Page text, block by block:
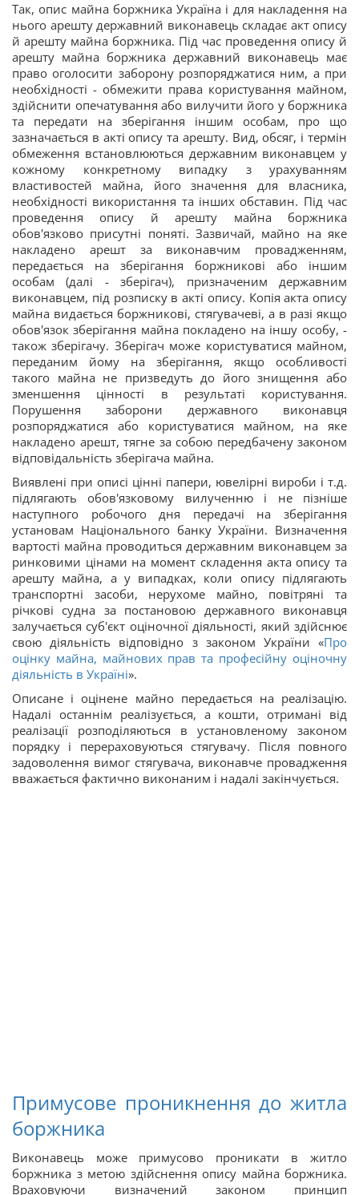
Так, опис майна боржника Україна і для накладення на
нього арешту державний виконавець складає акт опису
й арешту майна боржника. Під час проведення опису й
арешту майна боржника державний виконавець має
право оголосити заборону розпоряджатися ним, а при
необхідності - обмежити права користування майном,
здійснити опечатування або вилучити його у боржника
та передати на зберігання іншим особам, про що
зазначається в акті опису та арешту. Вид, обсяг, і термін
обмеження встановлюються державним виконавцем у
кожному конкретному випадку з урахуванням
властивостей майна, його значення для власника,
необхідності використання та інших обставин. Під час
проведення опису й арешту майна боржника
обов'язково присутні поняті. Зазвичай, майно на яке
накладено арешт за виконавчим провадженням,
передається на зберігання боржникові або іншим
особам (далі - зберігач), призначеним державним
виконавцем, під розписку в акті опису. Копія акта опису
майна видається боржникові, стягувачеві, а в разі якщо
обов'язок зберігання майна покладено на іншу особу, -
також зберігачу. Зберігач може користуватися майном,
переданим йому на зберігання, якщо особливості
такого майна не призведуть до його знищення або
зменшення цінності в результаті користування.
Порушення заборони державного виконавця
розпоряджатися або користуватися майном, на яке
накладено арешт, тягне за собою передбачену законом
відповідальність зберігача майна.
Виявлені при описі цінні папери, ювелірні вироби і т.д.
підлягають обов'язковому вилученню і не пізніше
наступного робочого дня передачі на зберігання
установам Національного банку України. Визначення
вартості майна проводиться державним виконавцем за
ринковими цінами на момент складення акта опису та
арешту майна, а у випадках, коли опису підлягають
транспортні засоби, нерухоме майно, повітряні та
річкові судна за постановою державного виконавця
залучається суб'єкт оціночної діяльності, який здійснює
свою діяльність відповідно з законом України «Про
оцінку майна, майнових прав та професійну оціночну
діяльність в Україні».
Описане і оцінене майно передається на реалізацію.
Надалі останнім реалізується, а кошти, отримані від
реалізації розподіляються в установленому законом
порядку і перераховуються стягувачу. Після повного
задоволення вимог стягувача, виконавче провадження
вважається фактично виконаним і надалі закінчується.
Примусове проникнення до житла
боржника
Виконавець може примусово проникати в житло
боржника з метою здійснення опису майна боржника.
Враховуючи визначений законом принцип